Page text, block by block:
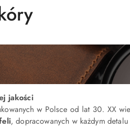
jakości
w Polsce od lat 30. XX
, dopracowanych w każdym